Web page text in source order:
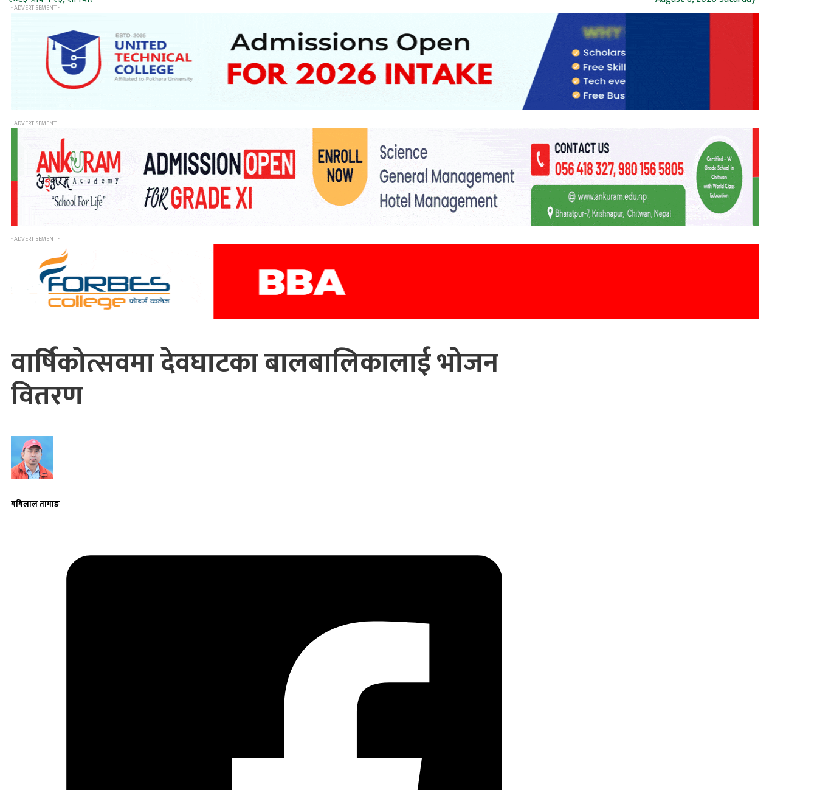
- ADVERTISEMENT -
- ADVERTISEMENT -
- ADVERTISEMENT -
वार्षिकोत्सवमा देवघाटका बालबालिकालाई भोजन
वितरण
बबिलाल तामाङ